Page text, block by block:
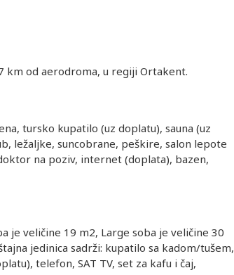
km od aerodroma, u regiji Ortakent.
tursko kupatilo (uz doplatu), sauna (uz
ležaljke, suncobrane, peškire, salon lepote
na poziv, internet (doplata), bazen,
je veličine 19 m2, Large soba je veličine 30
jedinica sadrži: kupatilo sa kadom/tušem,
telefon, SAT TV, set za kafu i čaj,